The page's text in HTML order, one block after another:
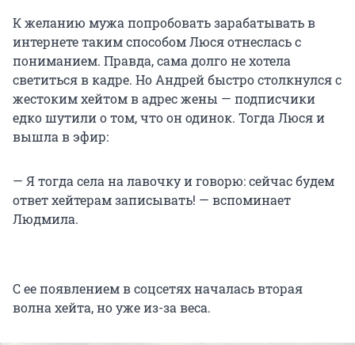
К желанию мужа попробовать зарабатывать в
интернете таким способом Люся отнеслась с
пониманием. Правда, сама долго не хотела
светиться в кадре. Но Андрей быстро столкнулся с
жестоким хейтом в адрес жены — подписчики
едко шутили о том, что он одинок. Тогда Люся и
вышла в эфир:
— Я тогда села на лавочку и говорю: сейчас будем
ответ хейтерам записывать! — вспоминает
Людмила.
С ее появлением в соцсетях началась вторая
волна хейта, но уже из-за веса.